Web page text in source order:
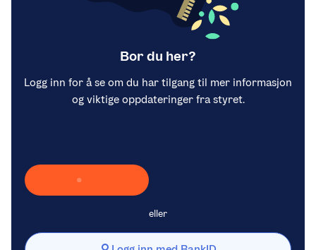
Bor du her?
Logg inn for å se om du har tilgang til mer informasjon
og viktige oppdateringer fra styret.
Laster inn Vipps …
eller